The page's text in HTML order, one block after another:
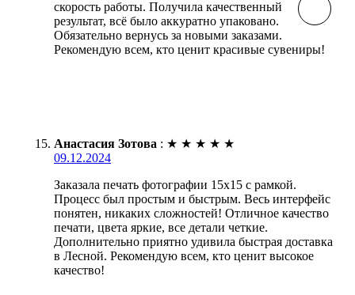
скорость работы. Получила качественный
результат, всё было аккуратно упаковано.
Обязательно вернусь за новыми заказами.
Рекомендую всем, кто ценит красивые сувениры!
Анастасия Зотова : ★ ★ ★ ★ ★
09.12.2024
Заказала печать фотографии 15х15 с рамкой.
Процесс был простым и быстрым. Весь интерфейс
понятен, никаких сложностей! Отличное качество
печати, цвета яркие, все детали четкие.
Дополнительно приятно удивила быстрая доставка
в Лесной. Рекомендую всем, кто ценит высокое
качество!